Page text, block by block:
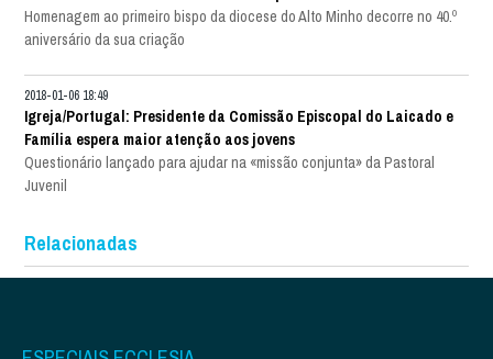
Homenagem ao primeiro bispo da diocese do Alto Minho decorre no 40.º
aniversário da sua criação
2018-01-06 18:49
Igreja/Portugal: Presidente da Comissão Episcopal do Laicado e
Família espera maior atenção aos jovens
Questionário lançado para ajudar na «missão conjunta» da Pastoral
Juvenil
Relacionadas